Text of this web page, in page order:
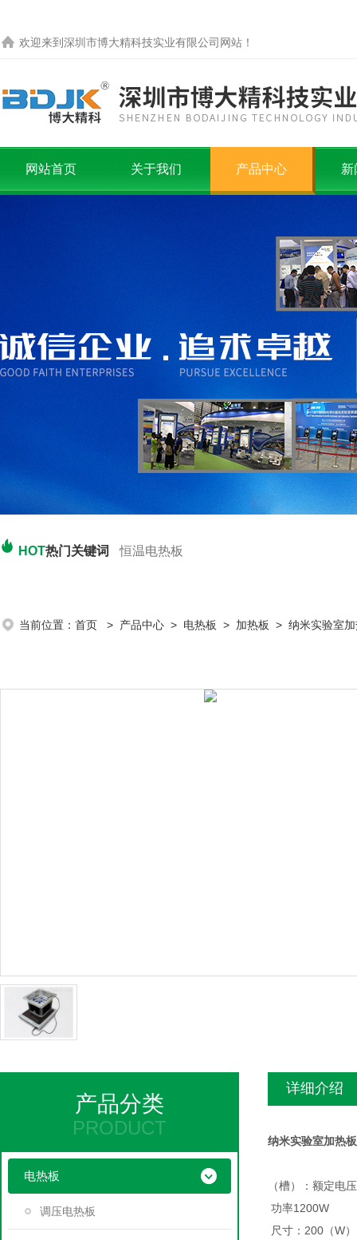
欢迎来到 深圳市博大精科技实业有限公司 网站！
网站首页 关于我们 产品中心 新
HOT热门关键词 恒温电热板
当前位置： 首页 > 产品中心 > 电热板 > 加热板 > 纳米实验室
产品分类
PRODUCT
电热板
调压电热板
详细介绍
纳米实验室加热板
（槽）：额定电
功率1200W
尺寸：200（W